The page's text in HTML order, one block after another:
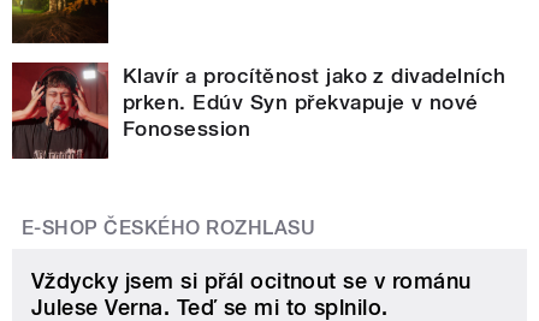
Klavír a procítěnost jako z divadelních
prken. Edúv Syn překvapuje v nové
Fonosession
E-SHOP ČESKÉHO ROZHLASU
Vždycky jsem si přál ocitnout se v románu
Julese Verna. Teď se mi to splnilo.